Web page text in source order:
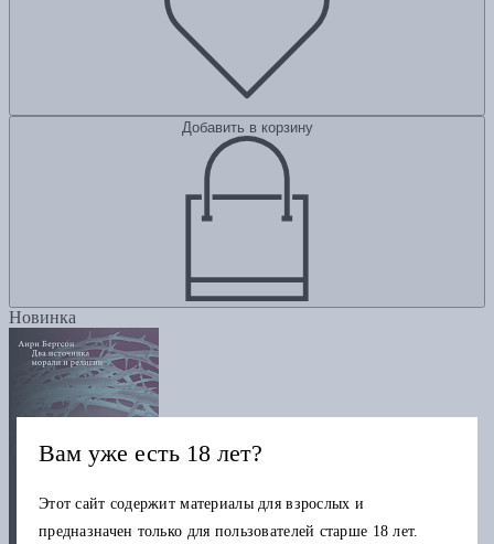
Добавить в корзину
Новинка
Вам уже есть 18 лет?
Этот сайт содержит материалы для взрослых и
предназначен только для пользователей старше 18 лет.